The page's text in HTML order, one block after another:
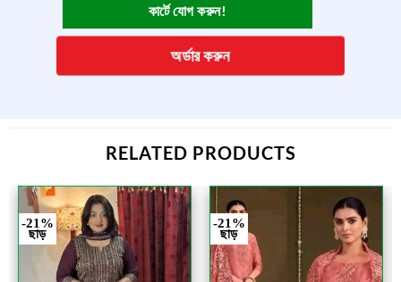
কার্টে যোগ করুন!
অর্ডার করুন
RELATED PRODUCTS
-21%
ছাড়
-21%
ছাড়